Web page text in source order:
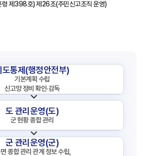
령 제398호) 제26조(주민신고조직 운영)
도통제(행정안전부)
기본계획 수립
신고망 정비 확인·감독
도 관리운영(도)
군 현황 종합 관리
군 관리운영(군)
면 종합 관리 관계 정보 수립,